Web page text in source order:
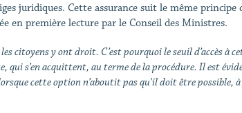
juridiques. Cette assurance suit le même principe
en première lecture par le Conseil des Ministres.
citoyens y ont droit. C’est pourquoi le seuil d’accès à
qui s’en acquittent, au terme de la procédure. Il est
cette option n’aboutit pas qu'il doit être possible,